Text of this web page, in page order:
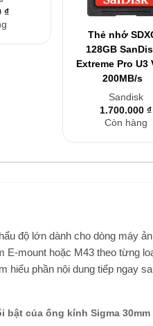
₫
+
Thẻ nhớ
128GB
Extreme Pro U3
200MB/s
Sandisk
1.700.000₫
Còn hàng
độ lớn dành cho dòng máy
E-mount hoặc M43 theo từng
hiểu phần nội dung tiếp ngay
của ống kính Sigma 30mm